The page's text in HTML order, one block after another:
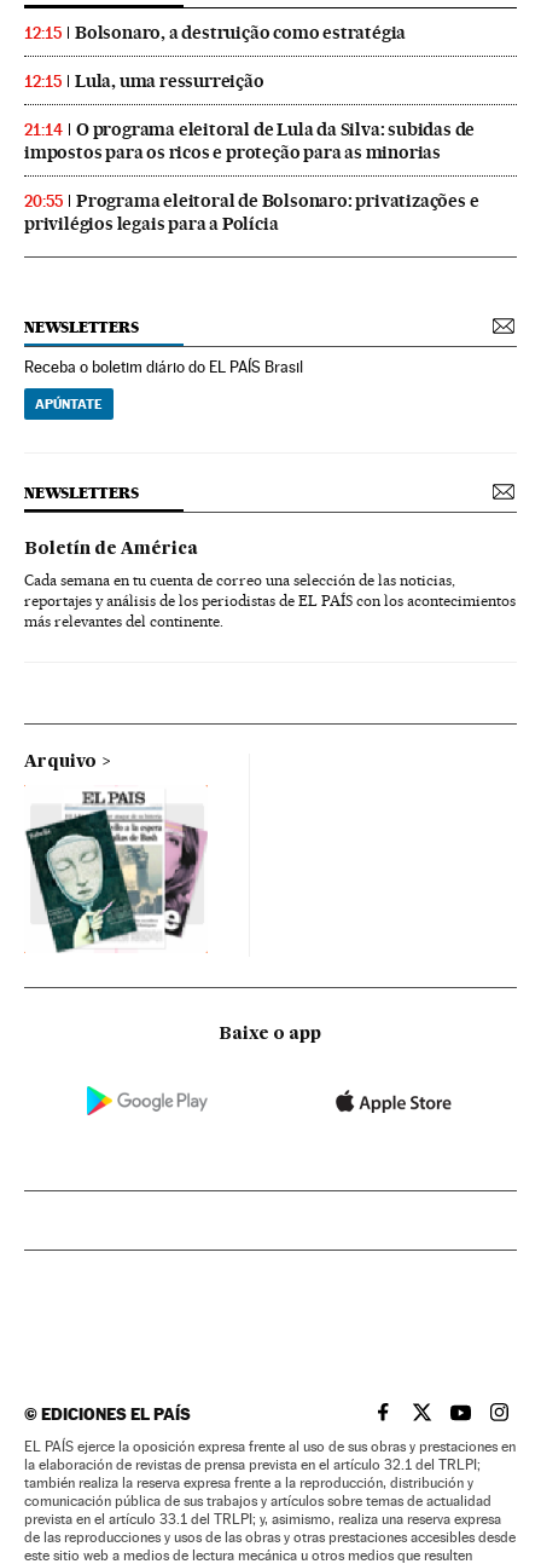
12:15 Bolsonaro, a destruição como estratégia
12:15 Lula, uma ressurreição
21:14
O programa eleitoral de Lula da Silva: subidas de
impostos para os ricos e proteção para as minorias
20:55
Programa eleitoral de Bolsonaro: privatizações e
privilégios legais para a Polícia
NEWSLETTERS
Receba o boletim diário do EL PAÍS Brasil
APÚNTATE
NEWSLETTERS
Boletín de América
Cada semana en tu cuenta de correo una selección de las noticias,
reportajes y análisis de los periodistas de EL PAÍS con los acontecimientos
más relevantes del continente.
Arquivo
Baixe o app
©EDICIONES EL PAÍS EL PAÍS BRASIL EN
EL PAÍSEL PAÍS
EL
EL PAÍS ejerce la oposición expresa frente al uso de sus obras y prestaciones en
la elaboración de revistas de prensa prevista en el artículo 32.1 del TRLPI;
también realiza la reserva expresa frente a la reproducción, distribución y
comunicación pública de sus trabajos y artículos sobre temas de actualidad
prevista en el artículo 33.1 del TRLPI; y, asimismo, realiza una reserva expresa
de las reproducciones y usos de las obras y otras prestaciones accesibles desde
este sitio web a medios de lectura mecánica u otros medios que resulten